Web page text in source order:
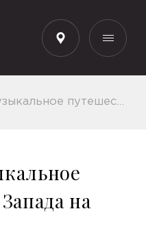
путешествие с Запада на Восток»
на